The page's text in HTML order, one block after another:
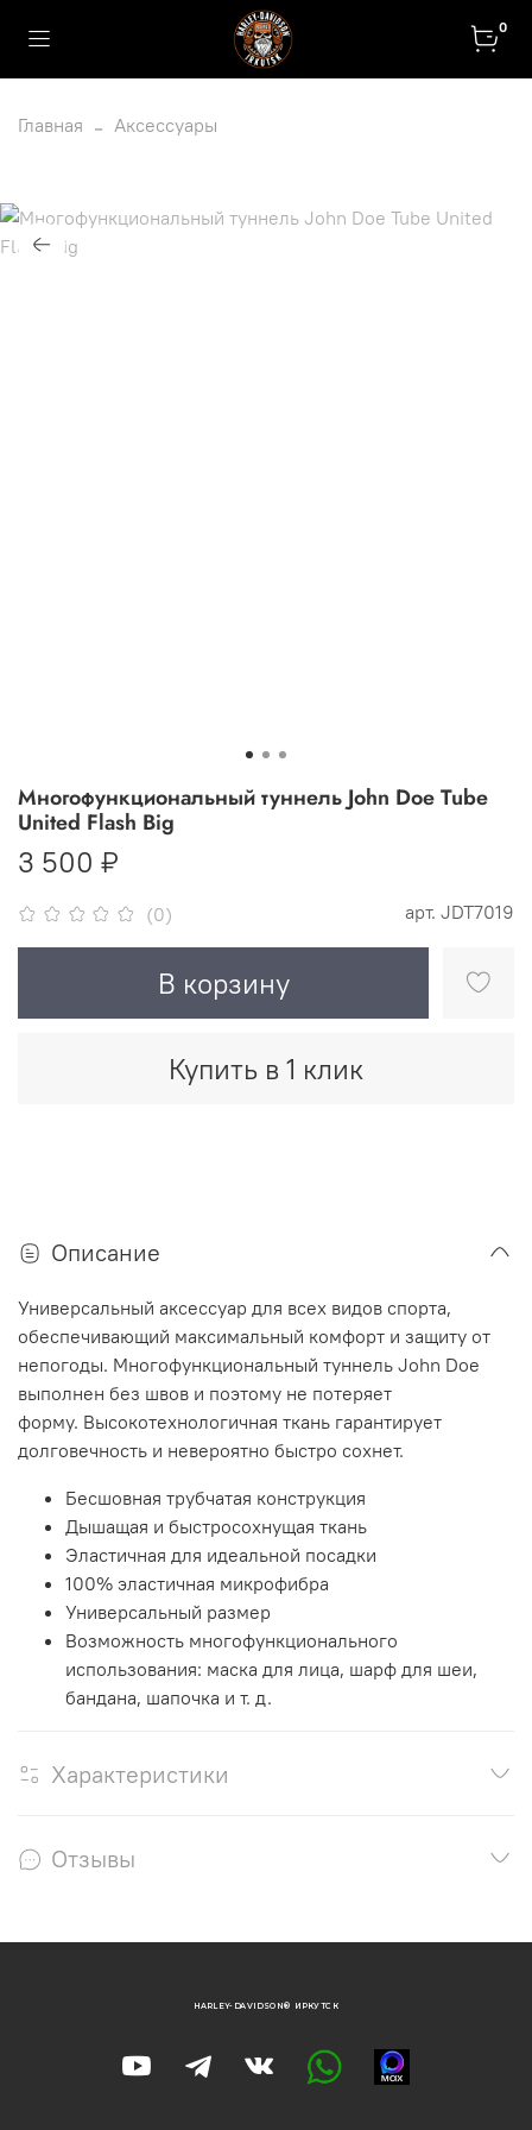
0
Главная Аксессуары
(0) арт. JDT7019
Многофункциональный туннель John Doe Tube
United Flash Big
3 500 ₽
В корзину
Купить в 1 клик
Описание
Универсальный аксессуар для всех видов спорта,
обеспечивающий максимальный комфорт и защиту от
непогоды. Многофункциональный туннель John Doe
выполнен без швов и поэтому не потеряет
форму. Высокотехнологичная ткань гарантирует
долговечность и невероятно быстро сохнет.
Бесшовная трубчатая конструкция
Дышащая и быстросохнущая ткань
Эластичная для идеальной посадки
100% эластичная микрофибра
Универсальный размер
Возможность многофункционального
использования: маска для лица, шарф для шеи,
бандана, шапочка и т. д.
Характеристики
Отзывы
HARLEY-DAVIDSON® ИРКУТСК